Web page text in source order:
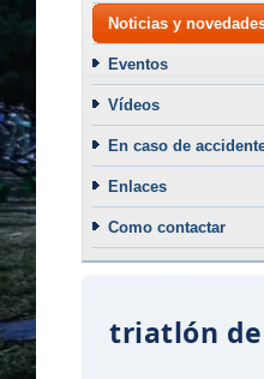
Noticias y
Eventos
Vídeos
En caso de
Enlaces
Como contactar
triatlón